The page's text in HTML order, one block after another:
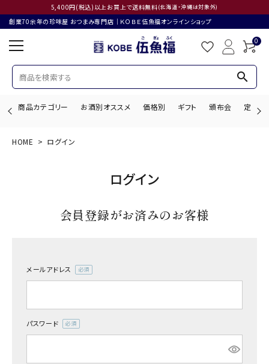
5,400円(税込)以上お買上で送料無料(北海道・沖縄は対象外)
創業70余年の珍味屋 おつまみ専門店│ＫＯＢＥ伍魚福オンラインショップ
0
search
商品カテゴリー お酒別オススメ 価格別 ギフト 頒布会 定期購
ようこそ ゲスト 様
商品カテゴリー
お酒別オススメ
HOME ログイン
ログイン
会員登録がお済みのお客様
メールアドレス
(必
パスワード
(必